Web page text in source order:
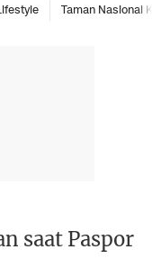
Taman Nasional
saat Paspor